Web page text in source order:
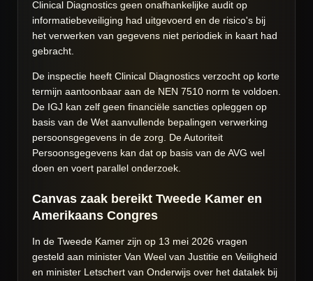
Clinical Diagnostics geen onafhankelijke audit op
informatiebeveiliging had uitgevoerd en de risico's bij
het verwerken van gegevens niet periodiek in kaart had
gebracht.
De inspectie heeft Clinical Diagnostics verzocht op korte
termijn aantoonbaar aan de NEN 7510 norm te voldoen.
De IGJ kan zelf geen financiële sancties opleggen op
basis van de Wet aanvullende bepalingen verwerking
persoonsgegevens in de zorg. De Autoriteit
Persoonsgegevens kan dat op basis van de AVG wel
doen en voert parallel onderzoek.
Canvas zaak bereikt Tweede Kamer en
Amerikaans Congres
In de Tweede Kamer zijn op 13 mei 2026 vragen
gesteld aan minister Van Weel van Justitie en Veiligheid
en minister Letschert van Onderwijs over het datalek bij